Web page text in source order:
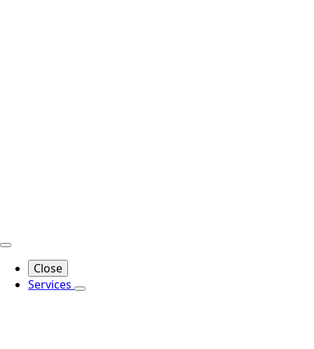
Close
Services